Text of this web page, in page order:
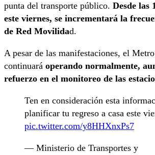
punta del transporte público. Desde las
este viernes, se incrementará la
de Red Movilidad.
A pesar de las manifestaciones, el
continuará operando normalmente,
refuerzo en el monitoreo de las
Ten en consideración esta
planificar tu regreso a casa este
pic.twitter.com/y8HHXnxPs7
— Ministerio de Transportes y